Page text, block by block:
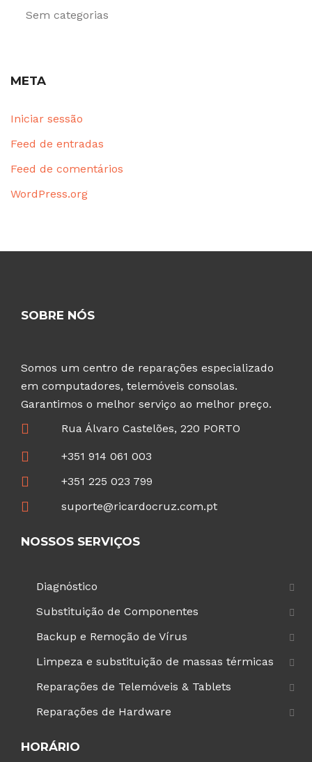
Sem categorias
META
Iniciar sessão
Feed de entradas
Feed de comentários
WordPress.org
SOBRE NÓS
Somos um centro de reparações especializado
em computadores, telemóveis consolas.
Garantimos o melhor serviço ao melhor preço.
Rua Álvaro Castelões, 220 PORTO
+351 914 061 003
+351 225 023 799
suporte@ricardocruz.com.pt
NOSSOS SERVIÇOS
Diagnóstico
Substituição de Componentes
Backup e Remoção de Vírus
Limpeza e substituição de massas térmicas
Reparações de Telemóveis & Tablets
Reparações de Hardware
HORÁRIO